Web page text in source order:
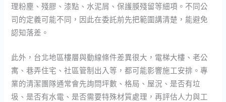
理粉塵、殘膠、漆點、水泥屑、保護膜殘留等細項。不同公
司的定義可能不同，因此在委託前先把範圍講清楚，能避免
認知落差。
此外，台北地區樓層與動線條件差異很大，電梯大樓、老公
寓、巷弄住宅、社區管制出入等，都可能影響施工安排。專
業的清潔團隊通常會先詢問坪數、格局、屋況、是否有垃
圾、是否有水電、是否需要特殊材質處理，再評估人力與工